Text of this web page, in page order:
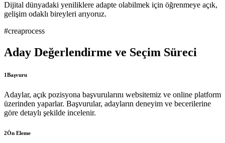
Dijital dünyadaki yeniliklere adapte olabilmek için öğrenmeye açık,
gelişim odaklı bireyleri arıyoruz.
#creaprocess
Aday Değerlendirme ve Seçim Süreci
1Başvuru
Adaylar, açık pozisyona başvurularını websitemiz ve online platform
üzerinden yaparlar. Başvurular, adayların deneyim ve becerilerine
göre detaylı şekilde incelenir.
2Ön Eleme